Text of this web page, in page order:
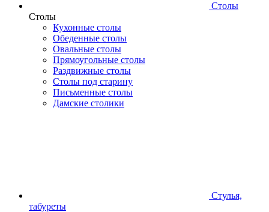
Столы
Столы
Кухонные столы
Обеденные столы
Овальные столы
Прямоугольные столы
Раздвижные столы
Столы под старину
Письменные столы
Дамские столики
Стулья,
табуреты